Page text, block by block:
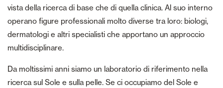
vista della ricerca di base che di quella clinica. Al suo interno
operano figure professionali molto diverse tra loro: biologi,
dermatologi e altri specialisti che apportano un approccio
multidisciplinare.
Da moltissimi anni siamo un laboratorio di riferimento nella
ricerca sul Sole e sulla pelle. Se ci occupiamo del Sole e